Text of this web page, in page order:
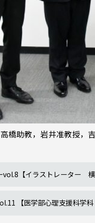
橋助教，岩井准教授，
vol.8【イラストレーター 横
【医学部心理支援科学